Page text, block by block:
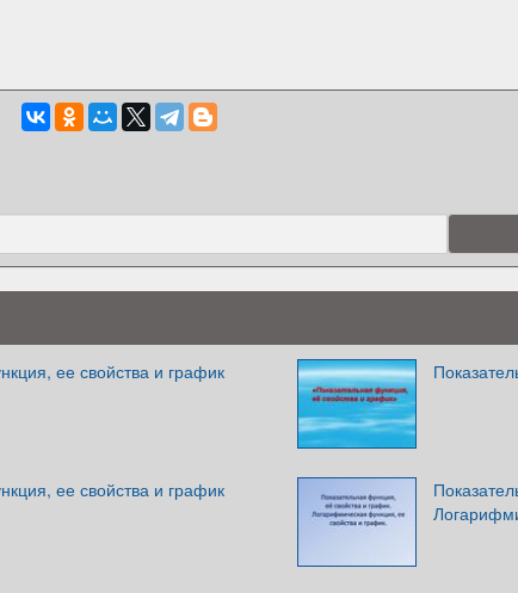
ее свойства и график
ее свойства и график